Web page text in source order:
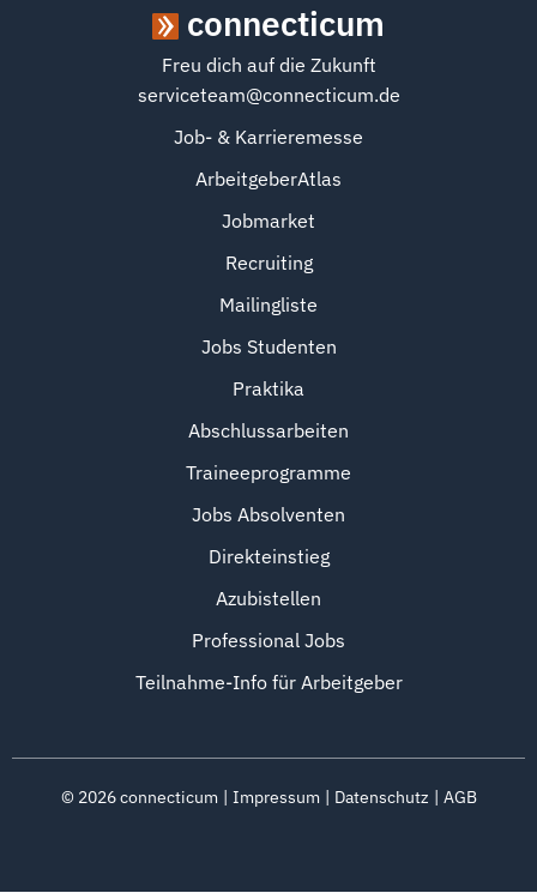
connecticum
Freu dich auf die Zukunft
serviceteam@connecticum.de
Job- & Karrieremesse
ArbeitgeberAtlas
Jobmarket
Recruiting
Mailingliste
Jobs Studenten
Praktika
Abschlussarbeiten
Traineeprogramme
Jobs Absolventen
Direkteinstieg
Azubistellen
Professional Jobs
Teilnahme-Info für Arbeitgeber
© 2026connecticum Impressum Datenschutz AGB